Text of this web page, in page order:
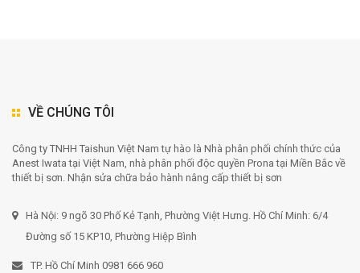
VỀ CHÚNG TÔI
Công ty TNHH Taishun Việt Nam tự hào là Nhà phân phối chính thức của
Anest Iwata tại Việt Nam, nhà phân phối độc quyền Prona tại Miền Bắc về
thiết bị sơn. Nhận sửa chữa bảo hành nâng cấp thiết bị sơn
Hà Nội: 9 ngõ 30 Phố Kẻ Tạnh, Phường Việt Hưng. Hồ Chí Minh: 6/4
Đường số 15 KP10, Phường Hiệp Bình
TP. Hồ Chí Minh 0981 666 960